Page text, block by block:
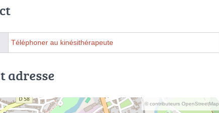
Téléphoner au kinésithérapeute
adresse
© contributeurs OpenStreetMap